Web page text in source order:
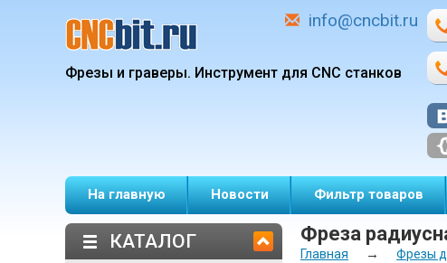
info@cncbit.ru
Фрезы и граверы. Инструмент для CNC станков
На главную Новости Фильтр товаров
КАТАЛОГ Фреза
Главная → Фрезы